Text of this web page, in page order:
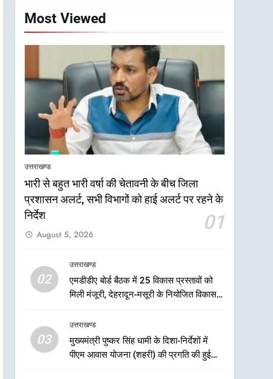
Most Viewed
उत्तराखण्ड
भारी से बहुत भारी वर्षा की चेतावनी के बीच जिला
प्रशासन अलर्ट, सभी विभागों को हाई अलर्ट पर रहने के
निर्देश
01
August 5, 2026
02
उत्तराखण्ड
एमडीडीए बोर्ड बैठक में 25 विकास प्रस्तावों को
मिली मंजूरी, देहरादून-मसूरी के नियोजित विकास
03
उत्तराखण्ड
मुख्यमंत्री पुष्कर सिंह धामी के दिशा-निर्देशों में
पीएम आवास योजना (शहरी) की प्रगति की हुई
5
मुख्यमंत्री धामी की सुरक्षा
प्राथमिकता: सीसीटीवी, ड्रोन और
6
एसआईआर प्रक्रिया की निगरानी